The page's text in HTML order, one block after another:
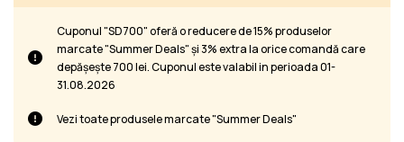
Cuponul "SD700" oferă o reducere de 15% produselor
marcate "Summer Deals" și 3% extra la orice comandă care
depășește 700 lei. Cuponul este valabil in perioada 01-
31.08.2026
Vezi toate produsele marcate "Summer Deals"